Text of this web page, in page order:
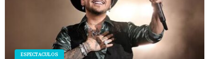
ESPECTACULOS